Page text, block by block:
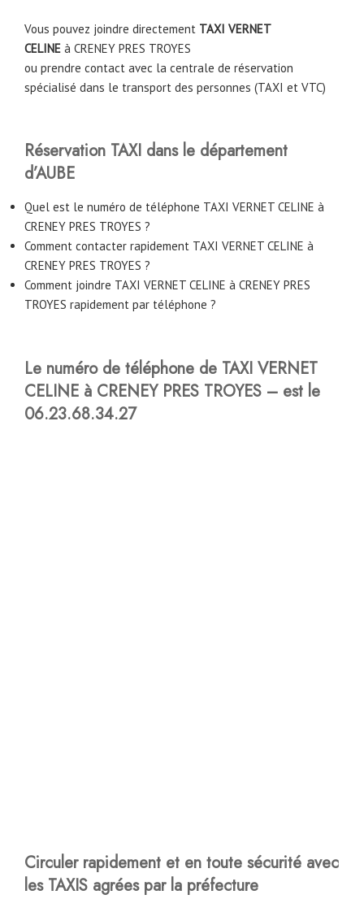
Vous pouvez joindre directement TAXI VERNET
CELINE à CRENEY PRES TROYES
ou prendre contact avec la centrale de réservation
spécialisé dans le transport des personnes (TAXI et VTC)
Réservation TAXI dans le département
d’AUBE
Quel est le numéro de téléphone TAXI VERNET CELINE à
CRENEY PRES TROYES ?
Comment contacter rapidement TAXI VERNET CELINE à
CRENEY PRES TROYES ?
Comment joindre TAXI VERNET CELINE à CRENEY PRES
TROYES rapidement par téléphone ?
Le numéro de téléphone de TAXI VERNET
CELINE à CRENEY PRES TROYES – est le
06.23.68.34.27
Circuler rapidement et en toute sécurité avec
les TAXIS agrées par la préfecture